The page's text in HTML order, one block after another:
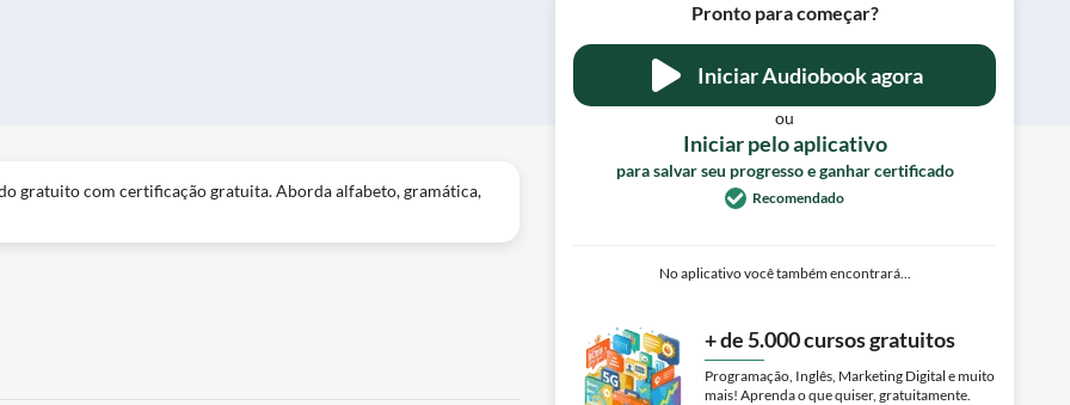
gratuito com certificação gratuita. Aborda alfabeto, gramática,
Pronto para começar?
Iniciar Audiobook agora
ou
Iniciar pelo aplicativo
para salvar seu progresso e ganhar certificado
Recomendado
No aplicativo você também encontrará...
+ de 5.000 cursos gratuitos
Programação, Inglês, Marketing Digital e muito
mais! Aprenda o que quiser, gratuitamente.